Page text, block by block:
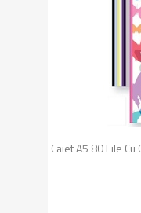
Caiet A5 80 File